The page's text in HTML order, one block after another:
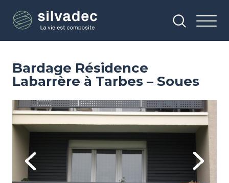
contenu
Bardage Résidence
Labarrère à Tarbes – Soues
Previous
Image
Next